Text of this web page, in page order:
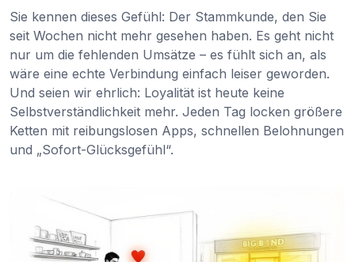
Sie kennen dieses Gefühl: Der Stammkunde, den Sie
seit Wochen nicht mehr gesehen haben. Es geht nicht
nur um die fehlenden Umsätze – es fühlt sich an, als
wäre eine echte Verbindung einfach leiser geworden.
Und seien wir ehrlich: Loyalität ist heute keine
Selbstverständlichkeit mehr. Jeden Tag locken größere
Ketten mit reibungslosen Apps, schnellen Belohnungen
und „Sofort-Glücksgefühl“.